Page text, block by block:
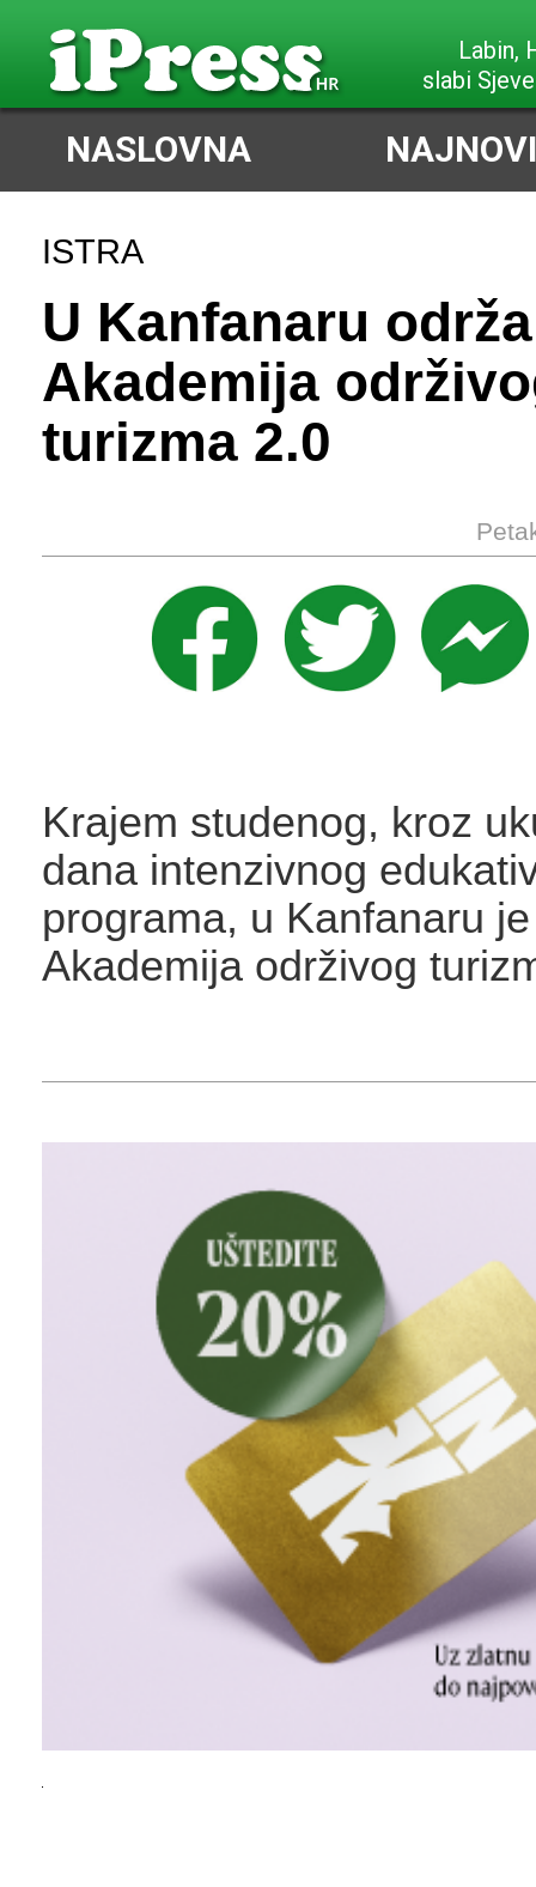
Labin,
slabi
NASLOVNA
ISTRA
U Kanfanaru
Akademija
turizma 2.0
Krajem studenog, kroz
dana intenzivnog
programa, u Kanfanaru
Akademija održivog